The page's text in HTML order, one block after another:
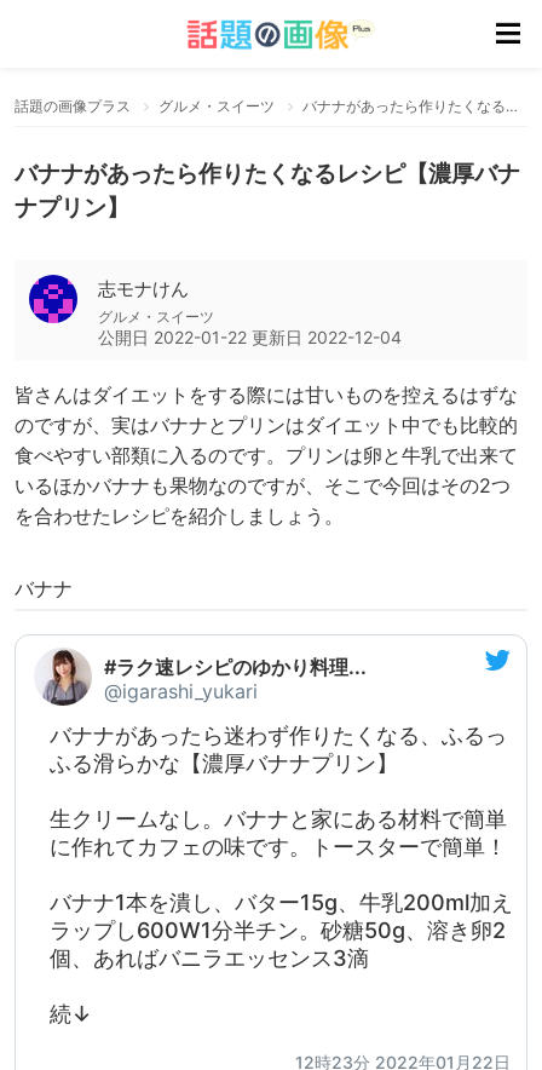
話題の画像プラス グルメ・スイーツ バナナがあったら作りたくなるレシピ【濃厚バナナプリン】
バナナがあったら作りたくなるレシピ【濃厚バナ
ナプリン】
志モナけん
グルメ・スイーツ
公開日 2022-01-22 更新日 2022-12-04
皆さんはダイエットをする際には甘いものを控えるはずな
のですが、実はバナナとプリンはダイエット中でも比較的
食べやすい部類に入るのです。プリンは卵と牛乳で出来て
いるほかバナナも果物なのですが、そこで今回はその2つ
を合わせたレシピを紹介しましょう。
バナナ
#ラク速レシピのゆかり料理...
@igarashi_yukari
バナナがあったら迷わず作りたくなる、ふるっ
ふる滑らかな【濃厚バナナプリン】
生クリームなし。バナナと家にある材料で簡単
に作れてカフェの味です。トースターで簡単！
バナナ1本を潰し、バター15g、牛乳200ml加え
ラップし600W1分半チン。砂糖50g、溶き卵2
個、あればバニラエッセンス3滴
続↓
12時23分 2022年01月22日